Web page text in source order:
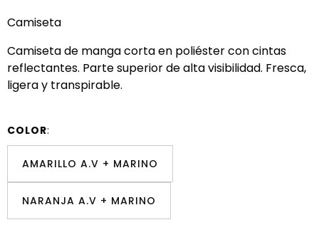
Camiseta
Camiseta de manga corta en poliéster con cintas
reflectantes. Parte superior de alta visibilidad. Fresca,
ligera y transpirable.
COLOR:
AMARILLO A.V + MARINO
NARANJA A.V + MARINO